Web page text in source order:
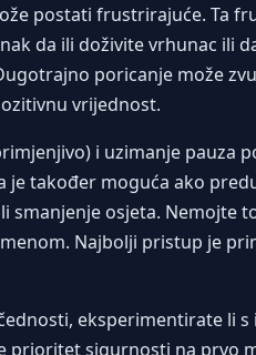
postati frustrirajuće. Ta
da ili doživite vrhunac ili
poricanje može
vrijednost.
i uzimanje pauza
također moguća ako
osjeta. Nemojte
Najbolji pristup je
eksperimentirate li
sigurnosti na prvo